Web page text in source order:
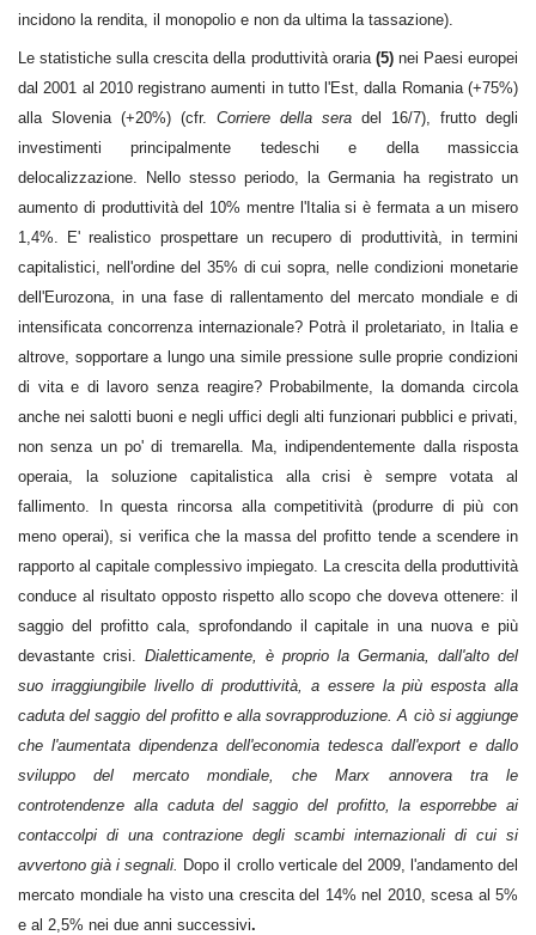
incidono la rendita, il monopolio e non da ultima la tassazione).
Le statistiche sulla crescita della produttività oraria (5) nei Paesi europei
dal 2001 al 2010 registrano aumenti in tutto l'Est, dalla Romania (+75%)
alla Slovenia (+20%) (cfr. Corriere della sera del 16/7), frutto degli
investimenti principalmente tedeschi e della massiccia
delocalizzazione. Nello stesso periodo, la Germania ha registrato un
aumento di produttività del 10% mentre l'Italia si è fermata a un misero
1,4%. E' realistico prospettare un recupero di produttività, in termini
capitalistici, nell'ordine del 35% di cui sopra, nelle condizioni monetarie
dell'Eurozona, in una fase di rallentamento del mercato mondiale e di
intensificata concorrenza internazionale? Potrà il proletariato, in Italia e
altrove, sopportare a lungo una simile pressione sulle proprie condizioni
di vita e di lavoro senza reagire? Probabilmente, la domanda circola
anche nei salotti buoni e negli uffici degli alti funzionari pubblici e privati,
non senza un po' di tremarella. Ma, indipendentemente dalla risposta
operaia, la soluzione capitalistica alla crisi è sempre votata al
fallimento. In questa rincorsa alla competitività (produrre di più con
meno operai), si verifica che la massa del profitto tende a scendere in
rapporto al capitale complessivo impiegato. La crescita della produttività
conduce al risultato opposto rispetto allo scopo che doveva ottenere: il
saggio del profitto cala, sprofondando il capitale in una nuova e più
devastante crisi. Dialetticamente, è proprio la Germania, dall'alto del
suo irraggiungibile livello di produttività, a essere la più esposta alla
caduta del saggio del profitto e alla sovrapproduzione. A ciò si aggiunge
che l'aumentata dipendenza dell'economia tedesca dall'export e dallo
sviluppo del mercato mondiale, che Marx annovera tra le
controtendenze alla caduta del saggio del profitto, la esporrebbe ai
contaccolpi di una contrazione degli scambi internazionali di cui si
avvertono già i segnali.
Dopo il crollo verticale del 2009, l'andamento del
mercato mondiale ha visto una crescita del 14% nel 2010, scesa al 5%
e al 2,5% nei due anni successivi.